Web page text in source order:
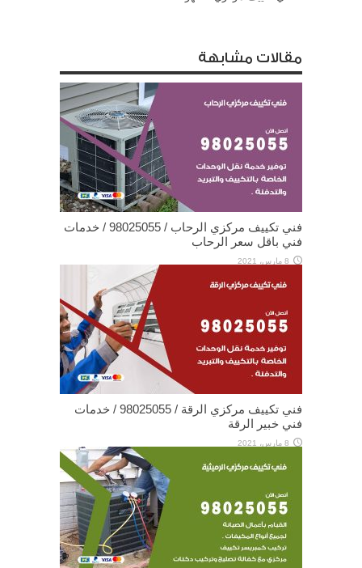
مقالات مشابهة
فني تكييف مركزي الرحاب / 98025055 / خدمات
فني باقل سعر الرحاب
8 مارس، 2021
فني تكييف مركزي الرقة / 98025055 / خدمات
فني خبير الرقة
8 مارس، 2021